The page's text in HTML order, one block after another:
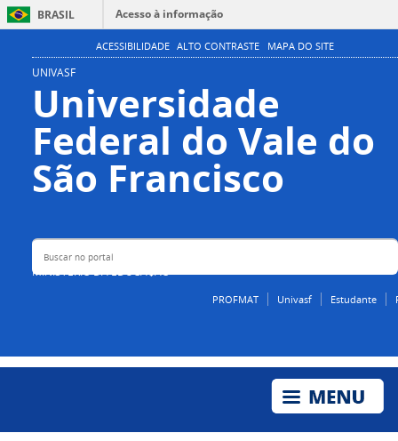
BRASIL
Acesso à informação
Participe
Canais
ACESSIBILIDADE ALTO CONTRASTE MAPA DO SITE
UNIVASF
Universidade
Federal do Vale do
São Francisco
MINISTÉRIO DA EDUCAÇÃO
Buscar no portal
PROFMAT Univasf Estudante